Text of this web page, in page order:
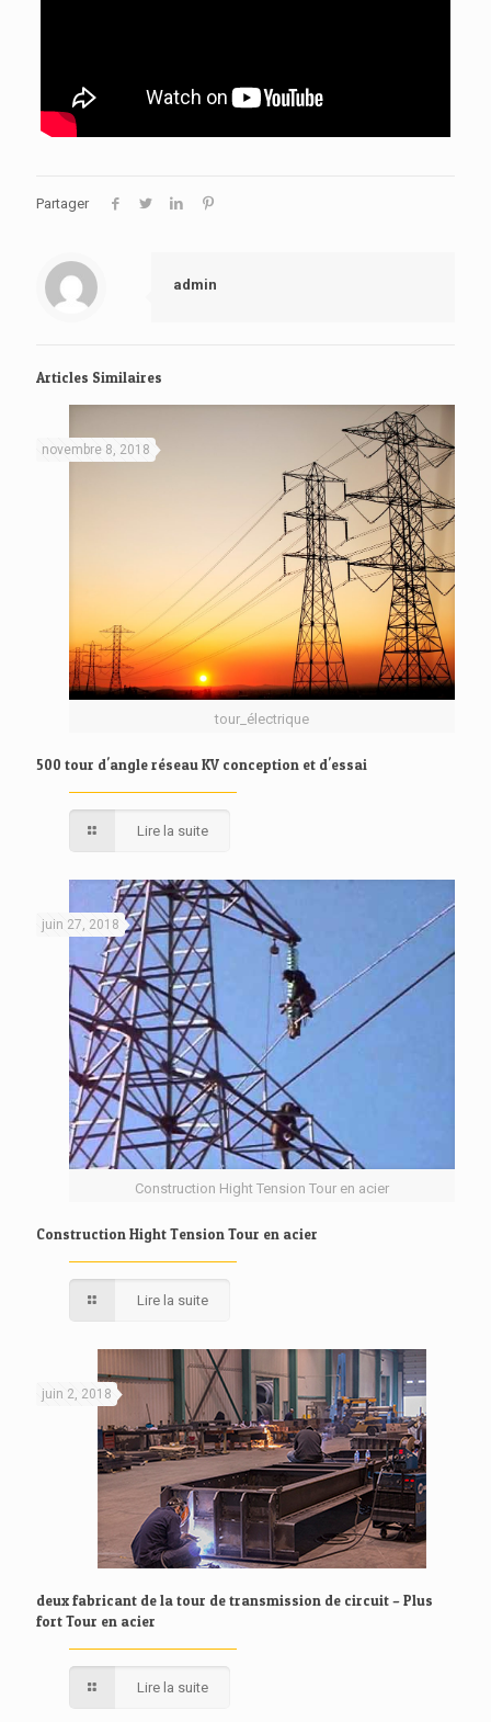
Partager
admin
Articles Similaires
tour_électrique
novembre 8, 2018
500 tour d'angle réseau KV conception et d'essai
Lire la suite
Construction Hight Tension Tour en acier
juin 27, 2018
Construction Hight Tension Tour en acier
Lire la suite
juin 2, 2018
deux fabricant de la tour de transmission de circuit – Plus
fort Tour en acier
Lire la suite